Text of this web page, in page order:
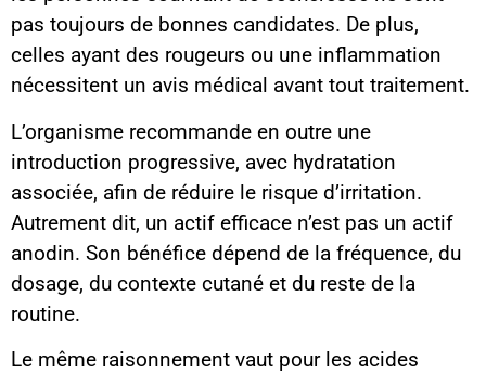
pas toujours de bonnes candidates. De plus,
celles ayant des rougeurs ou une inflammation
nécessitent un avis médical avant tout traitement.
L’organisme recommande en outre une
introduction progressive, avec hydratation
associée, afin de réduire le risque d’irritation.
Autrement dit, un actif efficace n’est pas un actif
anodin. Son bénéfice dépend de la fréquence, du
dosage, du contexte cutané et du reste de la
routine.
Le même raisonnement vaut pour les acides